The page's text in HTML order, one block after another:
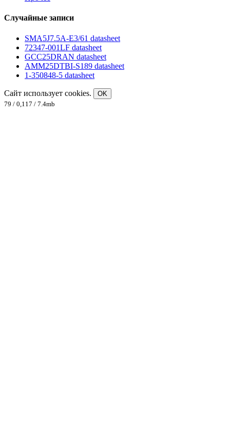
Случайные записи
SMA5J7.5A-E3/61 datasheet
72347-001LF datasheet
GCC25DRAN datasheet
AMM25DTBI-S189 datasheet
1-350848-5 datasheet
Сайт использует cookies.
OK
79 / 0,117 / 7.4mb